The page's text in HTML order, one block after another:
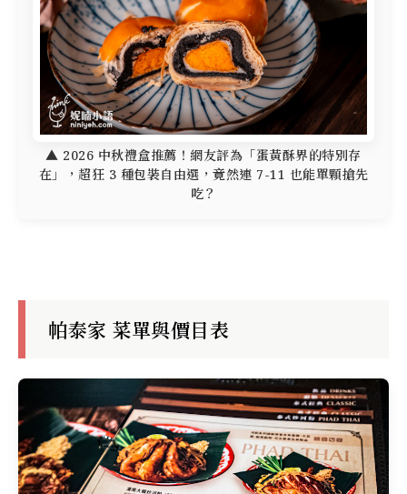
▲ 2026 中秋禮盒推薦！網友評為「蛋黃酥界的特別存
在」，超狂 3 種包裝自由選，竟然連 7-11 也能單顆搶先
吃？
帕泰家 菜單與價目表